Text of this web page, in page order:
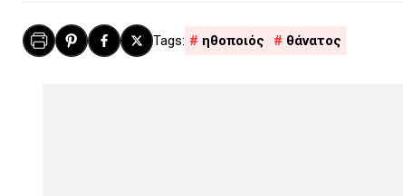
ηθοποιός θάνατος